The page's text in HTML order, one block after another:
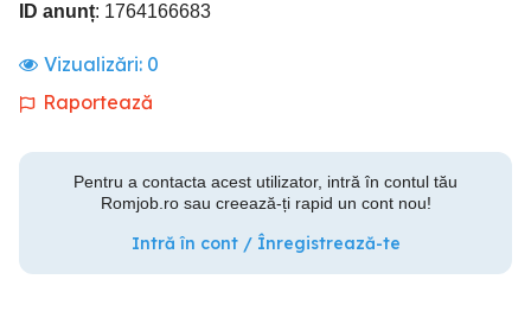
ID anunț: 1764166683
Vizualizări: 0
Raportează
Pentru a contacta acest utilizator, intră în contul tău
Romjob.ro sau creează-ți rapid un cont nou!
Intră în cont / Înregistrează-te